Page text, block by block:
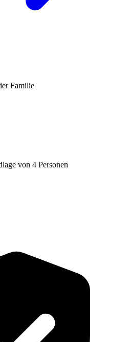
Familie
von 4 Personen